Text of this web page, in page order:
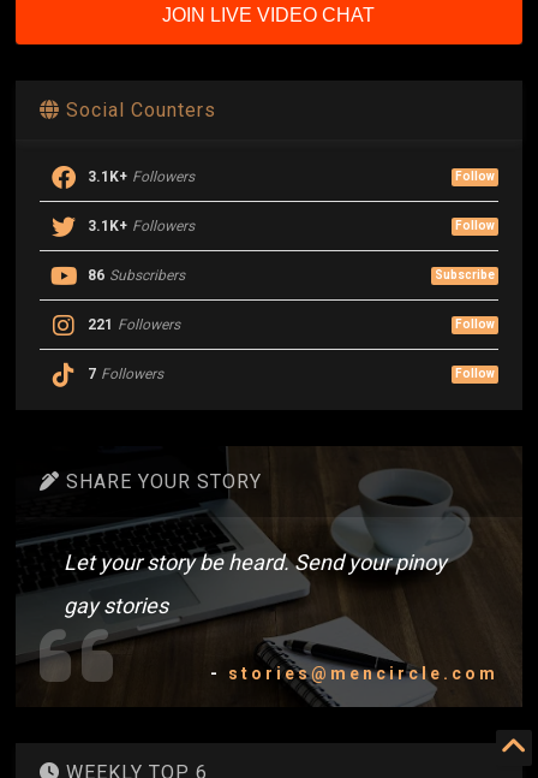
JOIN LIVE VIDEO CHAT
Social Counters
3.1K+ Followers Follow
3.1K+ Followers Follow
86 Subscribers Subscribe
221 Followers Follow
7 Followers Follow
SHARE YOUR STORY
Let your story be heard. Send your pinoy
gay stories
- stories@mencircle.com
WEEKLY TOP 6